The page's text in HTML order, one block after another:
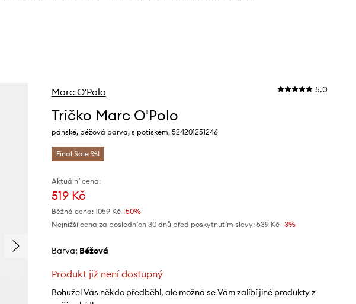
Marc O'Polo 5.0
Tričko Marc O'Polo
pánské, béžová barva, s potiskem, 524201251246
Final Sale %!
Aktuální cena:
519 Kč
Běžná cena: 1059 Kč-50%
Nejnižší cena za posledních 30 dnů před poskytnutím slevy: 539 Kč -3%
Barva: béžová
Produkt již není dostupný
Bohužel Vás někdo předběhl, ale možná se Vám zalíbí jiné produkty z